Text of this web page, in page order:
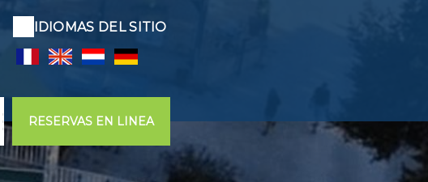
IDIOMAS DEL SITIO
RESERVAS EN LINEA